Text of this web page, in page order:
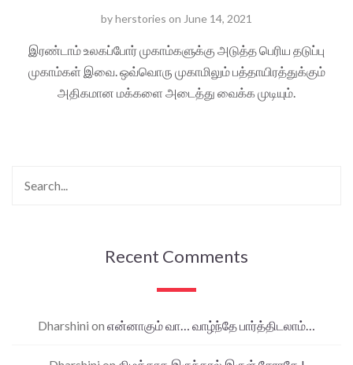
byherstories on June 14, 2021
இரண்டாம் உலகப்போர் முகாம்களுக்கு அடுத்த பெரிய தடுப்பு
முகாம்கள் இவை. ஒவ்வொரு முகாமிலும் பத்தாயிரத்துக்கும்
அதிகமான மக்களை அடைத்து வைக்க முடியும்.
Recent Comments
Dharshini on என்னாகும் வா… வாழ்ந்தே பார்த்திடலாம்…